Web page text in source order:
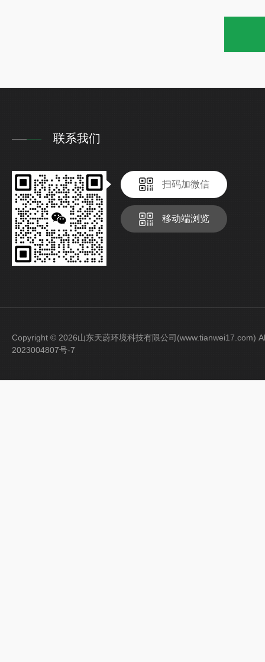
联系我们
扫码加微信
移动端浏览
Copyright © 2026山东天蔚环境科技有限公司(www.tianwei17.com)
2023004807号-7